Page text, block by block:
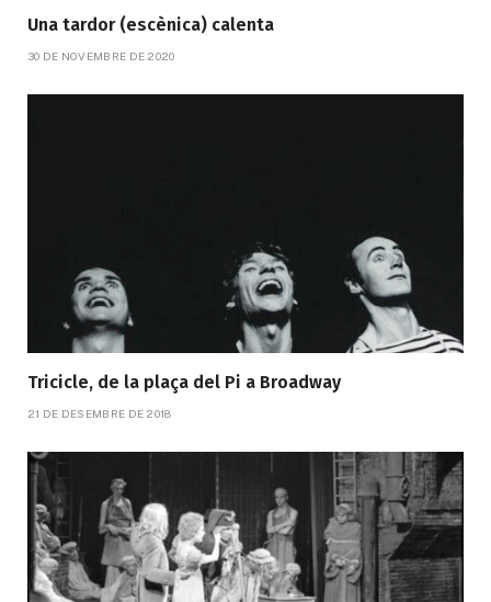
Una tardor (escènica) calenta
30 DE NOVEMBRE DE 2020
Tricicle, de la plaça del Pi a Broadway
21 DE DESEMBRE DE 2018